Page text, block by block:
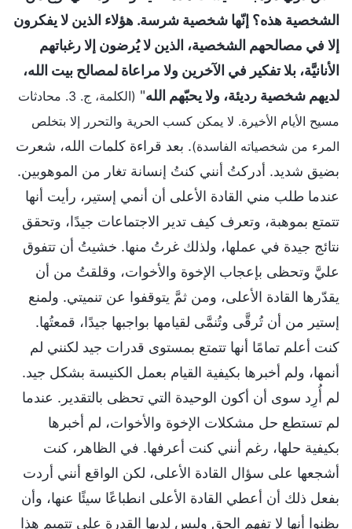
الشخصية هذه؟ إنّها شخصية شرسة. هؤلاء الذين لا يفكرون
إلا في مصالحهم الشخصية، الذين لا يُرضون إلا رغباتهم
الأنانيَّة، بلا تفكير في الآخرين ولا مراعاة لمصالح بيت الله،
لديهم شخصية رديئة، ولا يحبّهم الله"
(الكلمة، ج. 3. محادثات
مسيح الأيام الأخيرة. لا يمكن كسب الحرية والتحرر إلا بتخلص
المرء من شخصياته الفاسدة). بعد قراءة كلمات الله، شعرت
بضيق شديد. أدركتُ أنني كنتُ إنسانة تغار من الموهوبين.
عندما طلب مني القادة الأعلى أن أنمي إستير، رأيت أنها
تتمتع بموهبة، وتعرف كيف تدير الاجتماعات جيدًا، وتحقق
نتائج جيدة في عملها، ولذلك غرتُ منها. خشيتُ أن تتفوق
عليَّ وتحظى بإعجاب الإخوة والأخوات، وقلقتُ من أن
يقدّرها القادة الأعلى، ومن ثمَّ يتوقفوا عن تنميتي. ولمنع
إستير من أن تُرقَّى وتُنمَّى لقيامها بواجبها جيدًا، قمعتُها.
كنت أعلم تمامًا أنها تتمتع بمستوى قدرات جيد لكنني لم
أنمها، ولم أخبرها بكيفية القيام بعمل الكنيسة بشكل جيد.
لم أُرِد سوى أن أكون الوحيدة التي تحظى بالتقدير. عندما
لم تستطع حل مشكلات الإخوة والأخوات، لم أخبرها
بكيفية حلها، رغم أنني كنت أعرفها. في الظاهر، كنت
أشجعها على سؤال القادة الأعلى، لكن الواقع أنني أردت
بفعل ذلك أن أعطي القادة الأعلى انطباعًا سيئًا عنها، وأن
يظنوا أنها لا تفهم الحق وليس لديها القدرة على تتميم هذا